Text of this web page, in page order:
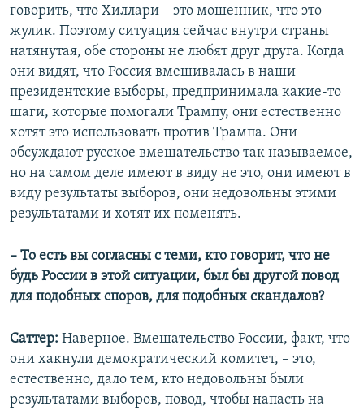
говорить, что Хиллари – это мошенник, что это
жулик. Поэтому ситуация сейчас внутри страны
натянутая, обе стороны не любят друг друга. Когда
они видят, что Россия вмешивалась в наши
президентские выборы, предпринимала какие-то
шаги, которые помогали Трампу, они естественно
хотят это использовать против Трампа. Они
обсуждают русское вмешательство так называемое,
но на самом деле имеют в виду не это, они имеют в
виду результаты выборов, они недовольны этими
результатами и хотят их поменять.
– То есть вы согласны с теми, кто говорит, что не
будь России в этой ситуации, был бы другой повод
для подобных споров, для подобных скандалов?
Саттер: Наверное. Вмешательство России, факт, что
они хакнули демократический комитет, – это,
естественно, дало тем, кто недовольны были
результатами выборов, повод, чтобы напасть на